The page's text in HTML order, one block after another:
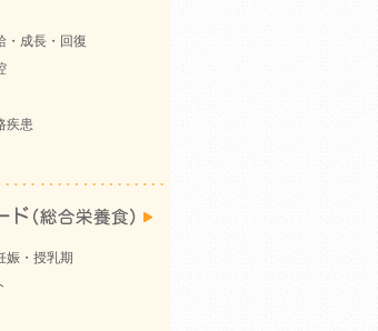
・成長・回復
疾患
娠・授乳期